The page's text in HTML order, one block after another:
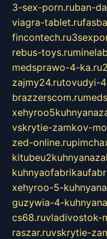
3-sex-porn.ruban-
viagra-tablet.ru
fincontech.ru
rebus-toys.ru
medsprawo-4-ka.ru
zajmy24.rutovudyi-
brazzerscom.ru
vskrytie-zamkov-
zed-online.ru
xehyroo-5-
guzywia-4-
cs68.ruvladivostok-
raszar.ruvskrytie-